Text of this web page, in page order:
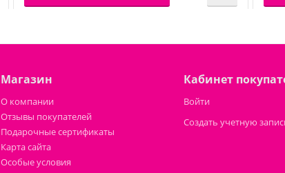
Магазин
О компании
Отзывы покупателей
Подарочные сертификаты
Карта сайта
Особые условия
Кабинет
Войти
Создать учетную